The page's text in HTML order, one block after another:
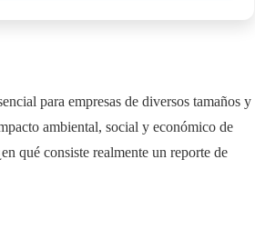
para empresas de diversos tamaños y
ambiental, social y económico de
qué consiste realmente un reporte de